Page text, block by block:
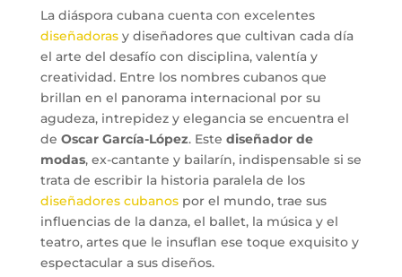
La diáspora cubana cuenta con excelentes
diseñadorasy diseñadores que cultivan cada día
el arte del desafío con disciplina, valentía y
creatividad. Entre los nombres cubanos que
brillan en el panorama internacional por su
agudeza, intrepidez y elegancia se encuentra el
de Oscar García-López. Este diseñador de
modas, ex-cantante y bailarín, indispensable si se
trata de escribir la historia paralela de los
diseñadores cubanospor el mundo, trae sus
influencias de la danza, el ballet, la música y el
teatro, artes que le insuflan ese toque exquisito y
espectacular a sus diseños.